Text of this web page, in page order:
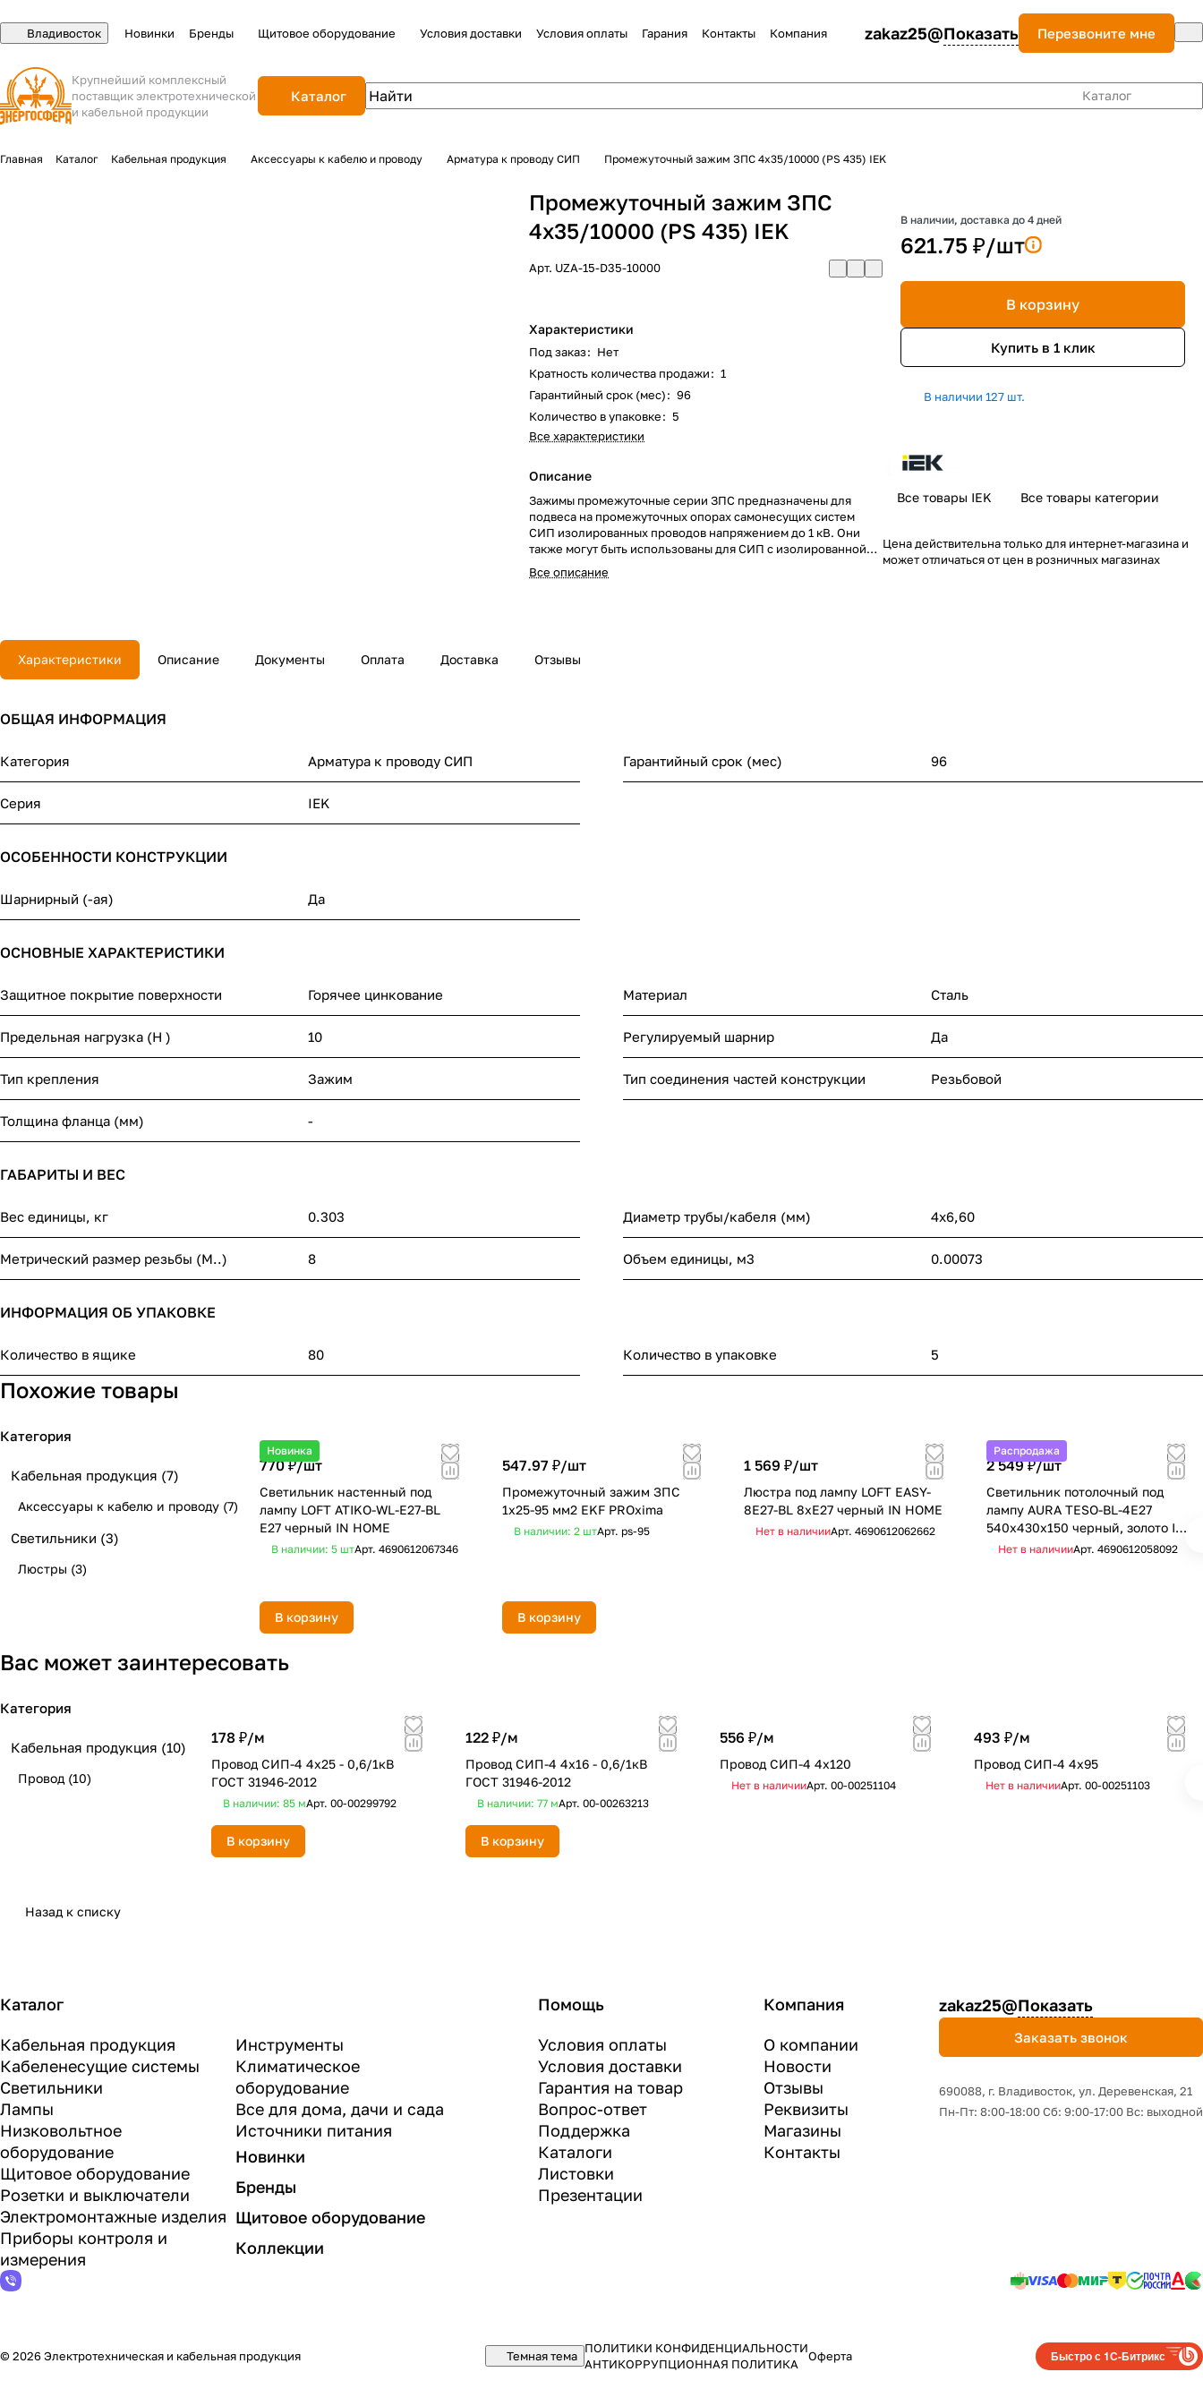
Владивосток Новинки Бренды Щитовое оборудование Условия доставки Условия оплаты Гарания Контакты Компания zakaz25@Показать Перезвоните мне
Крупнейший комплексный
поставщик электротехнической
и кабельной продукции
Каталог Каталог
Главная Каталог Кабельная продукция Аксессуары к кабелю и проводу Арматура к проводу СИП Промежуточный зажим ЗПС 4х35/10000 (PS 435) IEK
Промежуточный зажим ЗПС
4х35/10000 (PS 435) IEK
Арт. UZA-15-D35-10000
Характеристики
Под заказ: Нет
Кратность количества продажи: 1
Гарантийный срок (мес): 96
Количество в упаковке: 5
Все характеристики
Описание
Зажимы промежуточные серии ЗПС предназначены для
подвеса на промежуточных опорах самонесущих систем
СИП изолированных проводов напряжением до 1 кВ. Они
также могут быть использованы для СИП с изолированной
несущей нейтралью.
Зажимы ЗПС можно использовать на угловых опорах до 90°.
течение 40 лет.
Все описание
В наличии, доставка до 4 дней
621.75 ₽/шт
В корзину
Купить в 1 клик
В наличии 127 шт.
Все товары IEK Все товары категории
Цена действительна только для интернет-магазина и
может отличаться от цен в розничных магазинах
Характеристики Описание Документы Оплата Доставка Отзывы
ОБЩАЯ ИНФОРМАЦИЯ
Категория Арматура к проводу СИП Гарантийный срок (мес) 96
Серия IEK
ОСОБЕННОСТИ КОНСТРУКЦИИ
Шарнирный (-ая) Да
ОСНОВНЫЕ ХАРАКТЕРИСТИКИ
Защитное покрытие поверхности Горячее цинкование Материал Сталь
Предельная нагрузка (Н ) 10 Регулируемый шарнир Да
Тип крепления Зажим Тип соединения частей конструкции Резьбовой
Толщина фланца (мм) -
ГАБАРИТЫ И ВЕС
Вес единицы, кг 0.303 Диаметр трубы/кабеля (мм) 4х6,60
Метрический размер резьбы (М..) 8 Объем единицы, м3 0.00073
ИНФОРМАЦИЯ ОБ УПАКОВКЕ
Количество в ящике 80 Количество в упаковке 5
Похожие товары
Новинка
770 ₽/шт
Светильник настенный под
лампу LOFT ATIKO-WL-E27-BL
Е27 черный IN HOME
В наличии: 5 штАрт. 4690612067346
В корзину
547.97 ₽/шт
Промежуточный зажим ЗПС
1x25-95 мм2 EKF PROxima
В наличии: 2 штАрт. ps-95
В корзину
1 569 ₽/шт
Люстра под лампу LOFT EASY-
8E27-BL 8хЕ27 черный IN HOME
Нет в наличииАрт. 4690612062662
Распродажа
2 549 ₽/шт
Светильник потолочный под
лампу AURA TESO-BL-4E27
540x430x150 черный, золото IN
HOME
Нет в наличииАрт. 4690612058092
Категория
Кабельная продукция (7)
Аксессуары к кабелю и проводу (7)
Светильники (3)
Люстры (3)
Вас может заинтересовать
178 ₽/м
Провод СИП-4 4х25 - 0,6/1кВ
ГОСТ 31946-2012
В наличии: 85 мАрт. 00-00299792
В корзину
122 ₽/м
Провод СИП-4 4х16 - 0,6/1кВ
ГОСТ 31946-2012
В наличии: 77 мАрт. 00-00263213
В корзину
556 ₽/м
Провод СИП-4 4х120
Нет в наличииАрт. 00-00251104
493 ₽/м
Провод СИП-4 4х95
Нет в наличииАрт. 00-00251103
Категория
Кабельная продукция (10)
Провод (10)
Назад к списку
Каталог
Кабельная продукция
Кабеленесущие системы
Светильники
Лампы
Низковольтное
оборудование
Щитовое оборудование
Розетки и выключатели
Электромонтажные изделия
Приборы контроля и
измерения
Инструменты
Климатическое
оборудование
Все для дома, дачи и сада
Источники питания
Новинки
Бренды
Щитовое оборудование
Коллекции
Помощь
Условия оплаты
Условия доставки
Гарантия на товар
Вопрос-ответ
Поддержка
Каталоги
Листовки
Презентации
Компания
О компании
Новости
Отзывы
Реквизиты
Магазины
Контакты
zakaz25@Показать
Заказать звонок
690088, г. Владивосток, yл. Деревенская, 21
Пн-Пт: 8:00-18:00 Сб: 9:00-17:00 Вс: выходной
© 2026 Электротехническая и кабельная продукция Темная тема
ПОЛИТИКИ КОНФИДЕНЦИАЛЬНОСТИ
АНТИКОРРУПЦИОННАЯ ПОЛИТИКА
Оферта Быстро с 1С-Битрикс